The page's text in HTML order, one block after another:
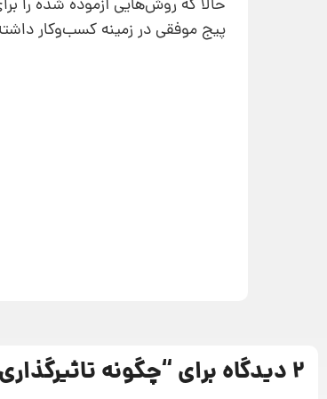
حالا که روش‌هایی آزموده شده را
پیج موفقی در زمینه کسب‌وکار
2 دیدگاه برای “ چگونه